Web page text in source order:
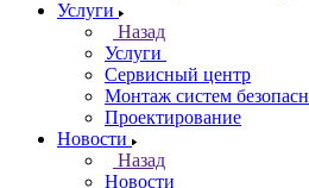
Услуги
Назад
Услуги
Сервисный центр
Монтаж систем
Проектирование
Новости
Назад
Новости